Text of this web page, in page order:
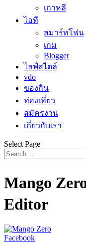
เกาหลี
ไอที
สมาร์ทโฟน
เกม
Blogger
ไลฟ์สไตล์
vdo
ของกิน
ท่องเที่ยว
สมัครงาน
เกี่ยวกับเรา
Select Page
Mango
Editor
Facebook